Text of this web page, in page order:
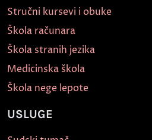
Stručni kursevi i obuke
Škola računara
Škola stranih jezika
Medicinska škola
Škola nege lepote
USLUGE